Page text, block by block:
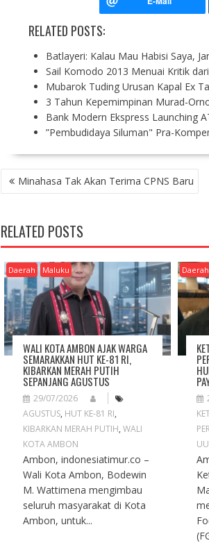
RELATED POSTS:
Batlayeri: Kalau Mau Habisi Saya,
Sail Komodo 2013 Menuai Kritik
Mubarok Tuding Urusan Kapal Ex
3 Tahun Kepemimpinan Murad-
Bank Modern Ekspress Launching
”Pembudidaya Siluman" Pra-
P
O
T
N
A
V
G
A
T
O
Minahasa Tak Akan Terima CPNS Baru
RELATED POSTS
Daerah Maluku
WALI KOTA AMBON AJAK WARGA
SEMARAKKAN HUT KE-81 RI,
KIBARKAN MERAH PUTIH
SEPANJANG AGUSTUS
29/07/2026
AGUSTUS, HUT KE-81 RI,
KIBARKAN MERAH PUTIH, WALI
KOTA AMBON
Ambon, indonesiatimur.co –
Wali Kota Ambon, Bodewin
M. Wattimena mengimbau
seluruh masyarakat di Kota
Ambon, untuk...
Daerah